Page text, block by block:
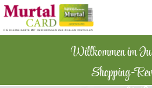
Willkommen im
Shopping-